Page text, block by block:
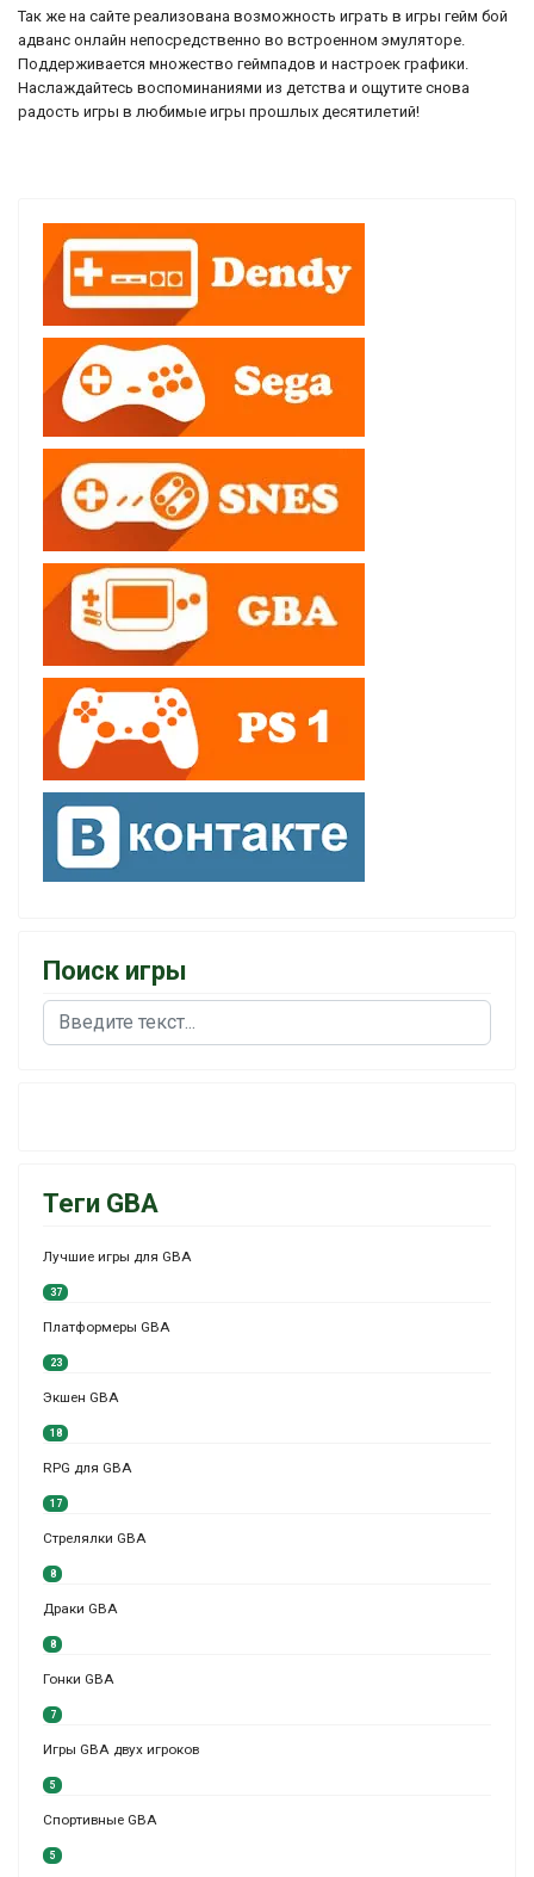
Так же на сайте реализована возможность играть в игры гейм бой
адванс онлайн непосредственно во встроенном эмуляторе.
Поддерживается множество геймпадов и настроек графики.
Наслаждайтесь воспоминаниями из детства и ощутите снова
радость игры в любимые игры прошлых десятилетий!
Поиск игры
Поиск
Теги GBA
Лучшие игры для GBA
37
Платформеры GBA
23
Экшен GBA
18
RPG для GBA
17
Стрелялки GBA
8
Драки GBA
8
Гонки GBA
7
Игры GBA двух игроков
5
Спортивные GBA
5